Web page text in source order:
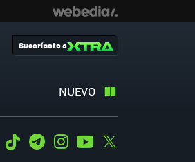
NUEVO
Suscríbete a
WhatsApp
Tiktok TelegramInstagramYoutube